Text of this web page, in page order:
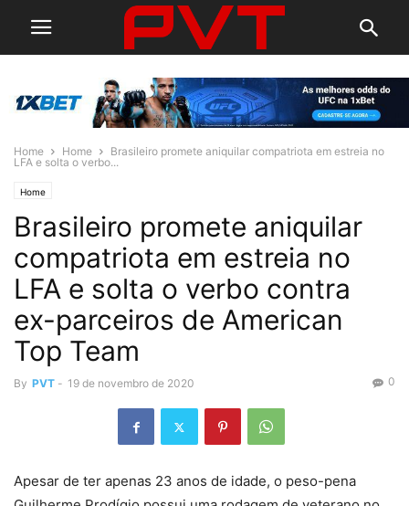
Home Home
Brasileiro promete aniquilar compatriota em estreia no
LFA e solta o verbo...
Home
Brasileiro promete aniquilar
compatriota em estreia no
LFA e solta o verbo contra
ex-parceiros de American
Top Team
By PVT - 19 de novembro de 2020 0
Apesar de ter apenas 23 anos de idade, o peso-pena